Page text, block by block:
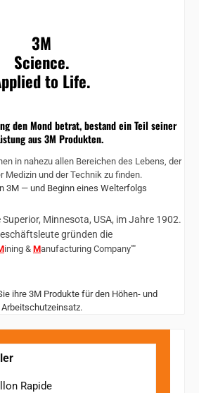
3M
Science.
to Life.
den Mond betrat, bestand ein Teil seiner
aus 3M Produkten.
in nahezu allen Bereichen des Lebens, der
Medizin und der Technik zu finden.
3M — und Beginn eines Welterfolgs
Minnesota, USA, im Jahre 1902.
gründen die
ining & Manufacturing Company""
ihre 3M Produkte für den Höhen- und
Arbeitschutzeinsatz.
Rapide